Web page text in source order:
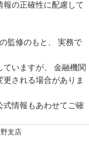
の正確性に配慮して
監修のもと、 実務で
いますが、 金融機関
される場合がありま
情報もあわせてご確
支店